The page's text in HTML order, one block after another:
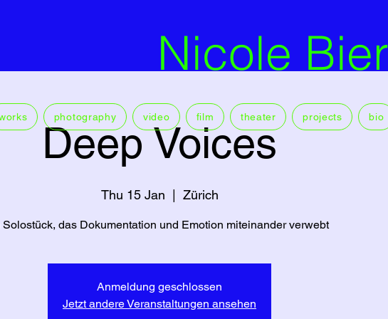
Deep Voices
Thu 15 Jan Zürich
Solostück, das Dokumentation und Emotion miteinander verwebt
Anmeldung geschlossen
Jetzt andere Veranstaltungen ansehen
photography video film theater projects bio
Nicole